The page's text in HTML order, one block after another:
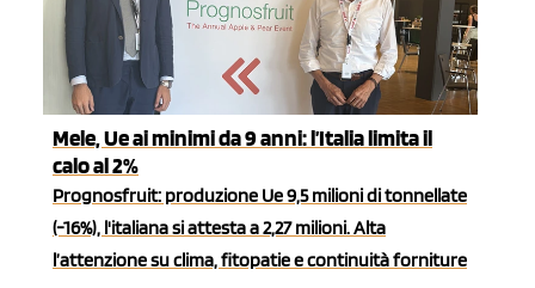
Mele, Ue ai minimi da 9 anni: l’Italia limita il
calo al 2%
Prognosfruit: produzione Ue 9,5 milioni di tonnellate
(-16%), l'italiana si attesta a 2,27 milioni. Alta
l’attenzione su clima, fitopatie e continuità forniture